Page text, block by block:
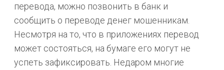
перевода, можно позвонить в банк и
сообщить о переводе денег мошенникам.
Несмотря на то, что в приложениях перевод
может состояться, на бумаге его могут не
успеть зафиксировать. Недаром многие